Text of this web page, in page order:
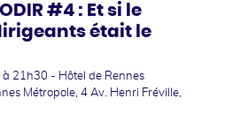
#4 : Et si le
était le
21h30 - Hôtel de Rennes
Métropole, 4 Av. Henri Fréville,